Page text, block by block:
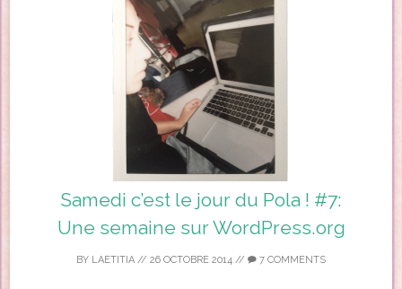
Samedi c’est le jour du Pola ! #7:
Une semaine sur WordPress.org
BY LAETITIA // 26 OCTOBRE 2014 // 7 COMMENTS